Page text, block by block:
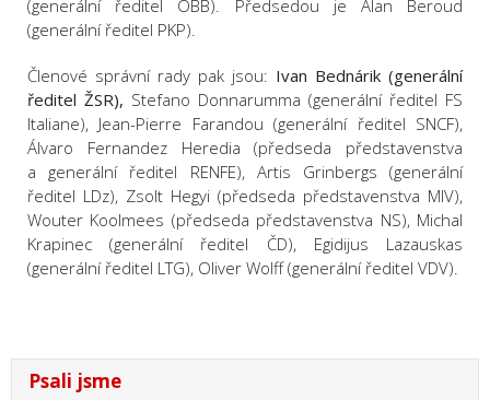
(generální ředitel ÖBB). Předsedou je Alan Beroud
(generální ředitel PKP).
Členové správní rady pak jsou: Ivan Bednárik (generální
ředitel ŽSR), Stefano Donnarumma (generální ředitel FS
Italiane), Jean-Pierre Farandou (generální ředitel SNCF),
Álvaro Fernandez Heredia (předseda představenstva
a generální ředitel RENFE), Artis Grinbergs (generální
ředitel LDz), Zsolt Hegyi (předseda představenstva MIV),
Wouter Koolmees (předseda představenstva NS), Michal
Krapinec (generální ředitel ČD), Egidijus Lazauskas
(generální ředitel LTG), Oliver Wolff (generální ředitel VDV).
Psali jsme